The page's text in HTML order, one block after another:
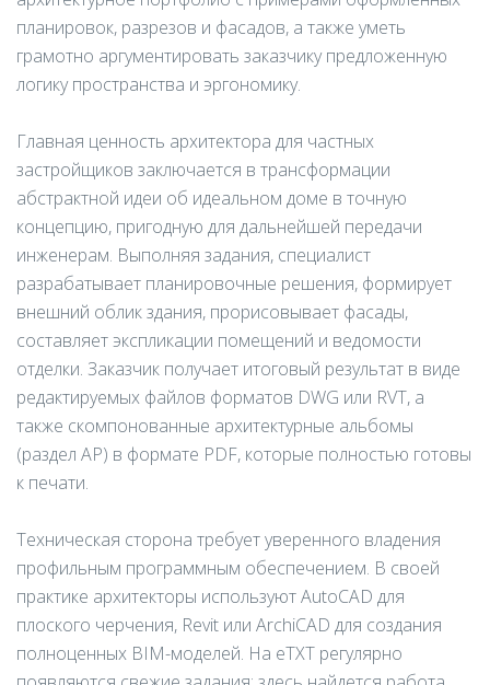
планировок, разрезов и фасадов, а также уметь
грамотно аргументировать заказчику предложенную
логику пространства и эргономику.
Главная ценность архитектора для частных
застройщиков заключается в трансформации
абстрактной идеи об идеальном доме в точную
концепцию, пригодную для дальнейшей передачи
инженерам. Выполняя задания, специалист
разрабатывает планировочные решения, формирует
внешний облик здания, прорисовывает фасады,
составляет экспликации помещений и ведомости
отделки. Заказчик получает итоговый результат в виде
редактируемых файлов форматов DWG или RVT, а
также скомпонованные архитектурные альбомы
(раздел АР) в формате PDF, которые полностью готовы
к печати.
Техническая сторона требует уверенного владения
профильным программным обеспечением. В своей
практике архитекторы используют AutoCAD для
плоского черчения, Revit или ArchiCAD для создания
полноценных BIM-моделей. На eTXT регулярно